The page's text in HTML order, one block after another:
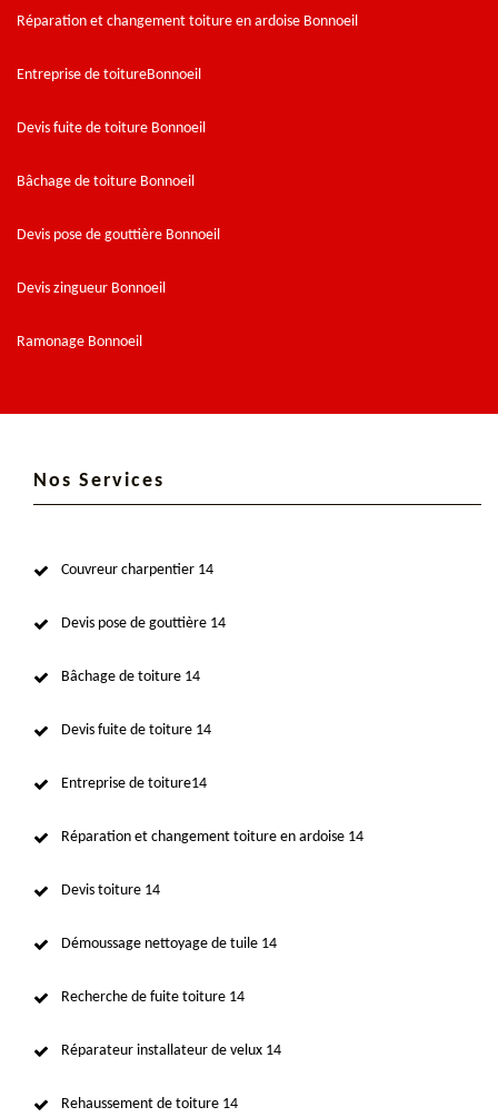
Réparation et changement toiture en ardoise Bonnoeil
Entreprise de toitureBonnoeil
Devis fuite de toiture Bonnoeil
Bâchage de toiture Bonnoeil
Devis pose de gouttière Bonnoeil
Devis zingueur Bonnoeil
Ramonage Bonnoeil
Nos Services
Couvreur charpentier 14
Devis pose de gouttière 14
Bâchage de toiture 14
Devis fuite de toiture 14
Entreprise de toiture14
Réparation et changement toiture en ardoise 14
Devis toiture 14
Démoussage nettoyage de tuile 14
Recherche de fuite toiture 14
Réparateur installateur de velux 14
Rehaussement de toiture 14